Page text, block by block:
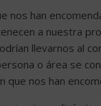
nos han
a nuestra
llevarnos al
o área se
que nos han